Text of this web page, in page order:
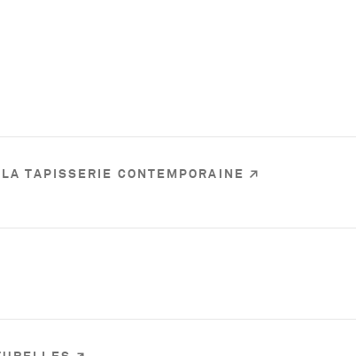
TAPISSERIE CONTEMPORAINE